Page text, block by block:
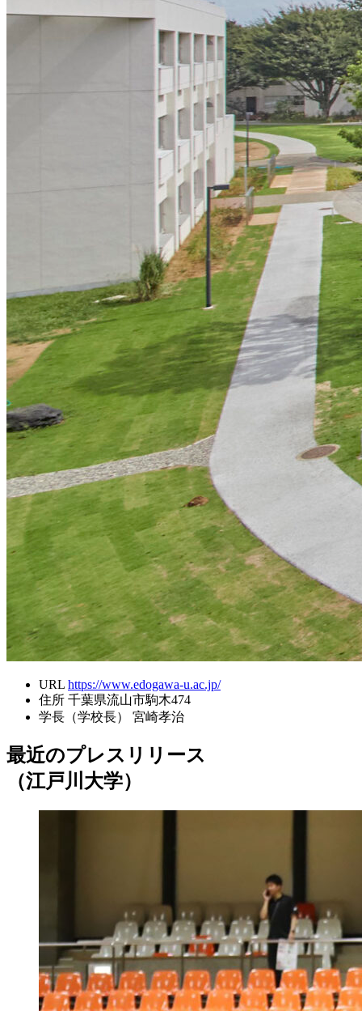
URL https://www.edogawa-u.ac.jp/
住所 千葉県流山市駒木474
学長（学校長）
宮崎孝治
最近のプレスリリース
（江戸川大学）